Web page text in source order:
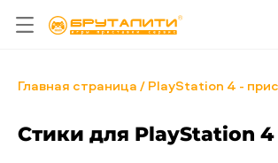
Главная страница PlayStation 4 -
Стики для PlayStation 4